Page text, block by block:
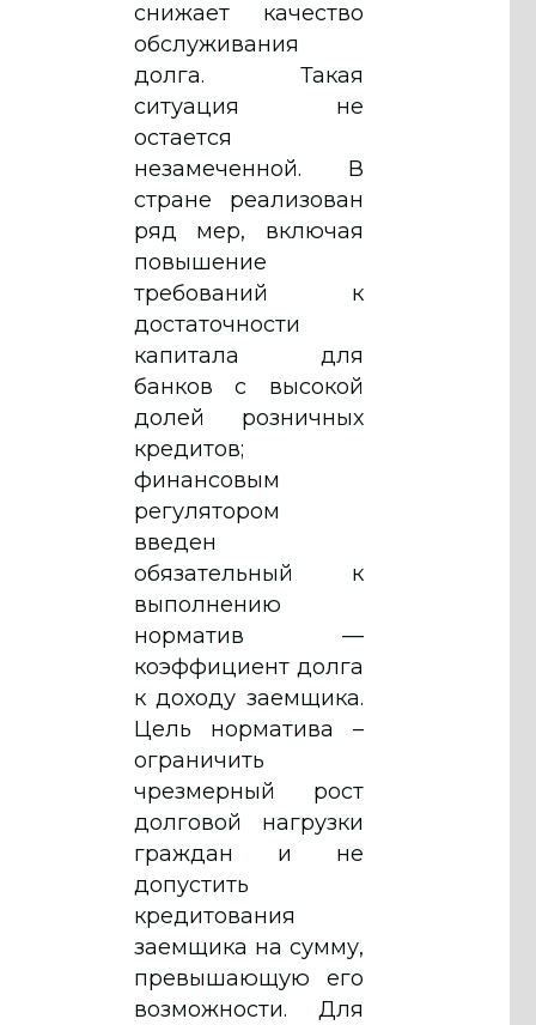
снижает качество
обслуживания
долга. Такая
ситуация не
остается
незамеченной. В
стране реализован
ряд мер, включая
повышение
требований к
достаточности
капитала для
банков с высокой
долей розничных
кредитов;
финансовым
регулятором
введен
обязательный к
выполнению
норматив —
коэффициент долга
к доходу заемщика.
Цель норматива –
ограничить
чрезмерный рост
долговой нагрузки
граждан и не
допустить
кредитования
заемщика на сумму,
превышающую его
возможности. Для